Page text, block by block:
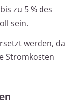
zu 5 % des
sein.
werden, da
Stromkosten